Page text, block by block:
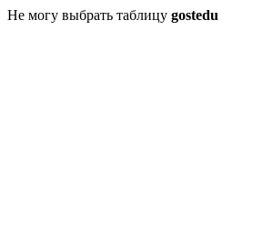
Не могу выбрать таблицу gostedu